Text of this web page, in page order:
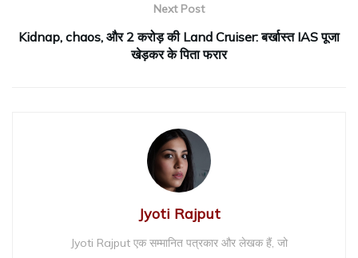
Next Post
Kidnap, chaos, और ₹2 करोड़ की Land Cruiser: बर्खास्त IAS पूजा
खेड़कर के पिता फरार
Jyoti Rajput
Jyoti Rajput एक सम्मानित पत्रकार और लेखक हैं, जो